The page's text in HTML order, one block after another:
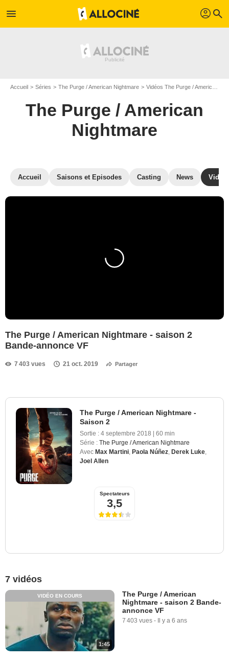
menu profil search
Accueil Séries The Purge / American Nightmare Vidéos The Purge / American Nightmare
The Purge / American
Nightmare
Accueil Saisons et Episodes Casting News
The Purge / American Nightmare - saison 2
Bande-annonce VF
7 403 vues 21 oct. 2019 Partager
The Purge / American Nightmare -
Saison 2
Sortie : 4 septembre 2018 | 60 min
Série : The Purge / American Nightmare
Avec Max Martini Paola Núñez Derek Luke
Joel Allen
Spectateurs
3,5
7 vidéos
1:45
VIDÉO EN COURS
The Purge / American
Nightmare - saison 2 Bande-
annonce VF
7 403 vues - Il y a 6 ans